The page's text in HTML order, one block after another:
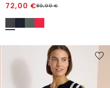
72,00 €89,99€